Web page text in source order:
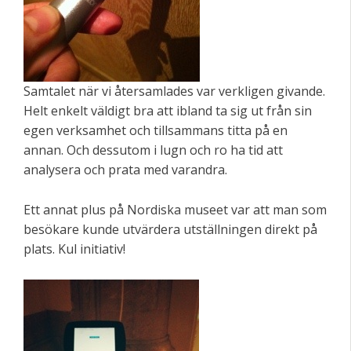
Samtalet när vi återsamlades var verkligen givande.
Helt enkelt väldigt bra att ibland ta sig ut från sin
egen verksamhet och tillsammans titta på en
annan. Och dessutom i lugn och ro ha tid att
analysera och prata med varandra.
Ett annat plus på Nordiska museet var att man som
besökare kunde utvärdera utställningen direkt på
plats. Kul initiativ!